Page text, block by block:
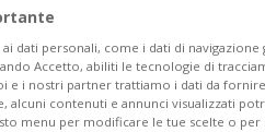
dati personali, come i dati di navigazione
Accetto, abiliti le tecnologie di
e i nostri partner trattiamo i dati da
alcuni contenuti e annunci visualizzati
menu per modificare le tue scelte o per